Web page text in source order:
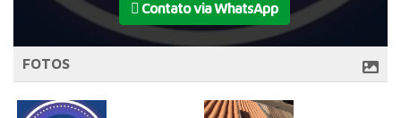
Contato via WhatsApp
FOTOS